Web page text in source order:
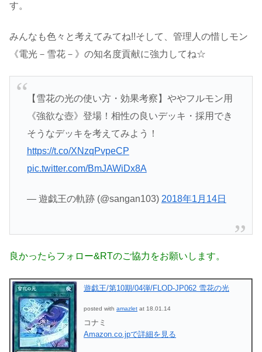
す。
みんなも色々と考えてみてね!!そして、管理人の惜しモン
《電光－雪花－》の知名度貢献に強力してね☆
【雪花の光の使い方・効果考察】ややフルモン用
《強欲な壺》登場！相性の良いデッキ・採用でき
そうなデッキを考えてみよう！
https://t.co/XNzqPvpeCP
pic.twitter.com/BmJAWiDx8A
— 遊戯王の軌跡 (@sangan103) 2018年1月14日
良かったらフォロー&RTのご協力をお願いします。
遊戯王/第10期/04弾/FLOD-JP062 雪花の光
posted with amazlet at 18.01.14
コナミ
Amazon.co.jpで詳細を見る